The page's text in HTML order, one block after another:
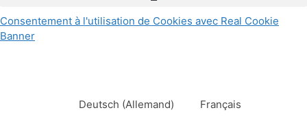
Consentement à l'utilisation de Cookies avec Real Cookie
Banner
Deutsch (Allemand) Français